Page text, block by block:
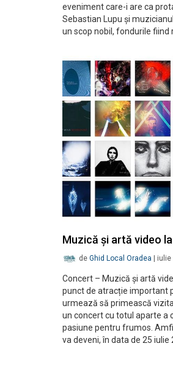
eveniment care-i are ca
Sebastian Lupu şi
un scop nobil, fondurile fiind
Muzică și artă video
de Ghid Local Oradea iulie
Concert – Muzică și artă
punct de atracție important
urmează să primească
un concert cu totul aparte a
pasiune pentru frumos.
va deveni, în data de 25 iulie